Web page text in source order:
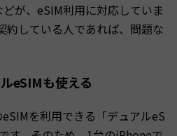
が、eSIM利用に対応していま
約している人であれば、問題な
eSIMも使える
を利用できる「デュアルeS